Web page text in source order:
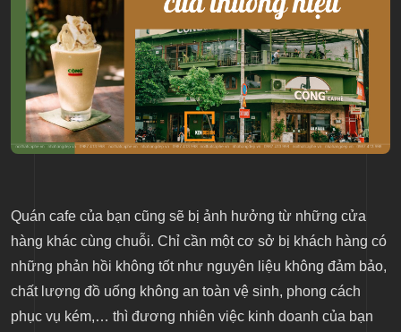
Quán cafe của bạn cũng sẽ bị ảnh hưởng từ những cửa
hàng khác cùng chuỗi. Chỉ cần một cơ sở bị khách hàng có
những phản hồi không tốt như nguyên liệu không đảm bảo,
chất lượng đồ uống không an toàn vệ sinh, phong cách
phục vụ kém,… thì đương nhiên việc kinh doanh của bạn